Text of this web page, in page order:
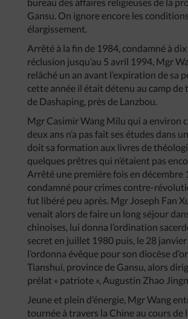
Gansu. On ignore encore les
élargissement.
Arrêté à la fin de 1984, condamné à dix
réclusion jusqu’au 5 avril 1994, Mgr
relâché un an avant l’expiration de sa
cette année il était détenu au camp de
de Dashaping, près de Lanzbou.
Mgr Casimir Wang Milu qui a environ
deux ans n’a pas fait ses études dans
doit sa formation aux livres de
quelques prêtres qui n’étaient pas
Arrêté une première fois en décembre
condamné pour crimes contre-
fut libéré peu après. Mgr Joseph Fan
venait alors de faire un long séjour
chinoises, lui donna l’ordination
secret en juillet 1980 puis, le 28
l’ordonna évêque pour son diocèse
Tianshui, province de Gansu, alors
prélat « patriote », Augustin Zhao
Jeune et plein d’énergie, Mgr Wang
tournée à travers la Chine au cours de